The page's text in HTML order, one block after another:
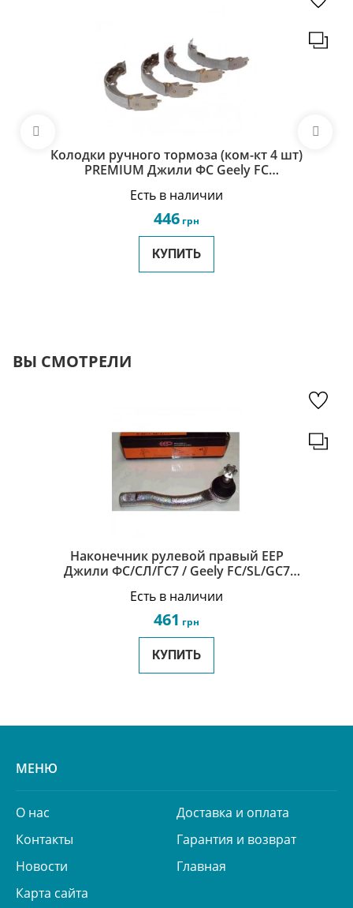
Колодки ручного тормоза (ком-кт 4 шт)
PREMIUM Джили ФС Geely FC
Есть в наличии
446 грн
КУПИТЬ
ВЫ СМОТРЕЛИ
Наконечник рулевой правый EEP
Джили ФС/СЛ/ГС7 / Geely FC/SL/GC7
Есть в наличии
461 грн
КУПИТЬ
МЕНЮ
О нас
Доставка и оплата
Контакты
Гарантия и возврат
Новости
Главная
Карта сайта